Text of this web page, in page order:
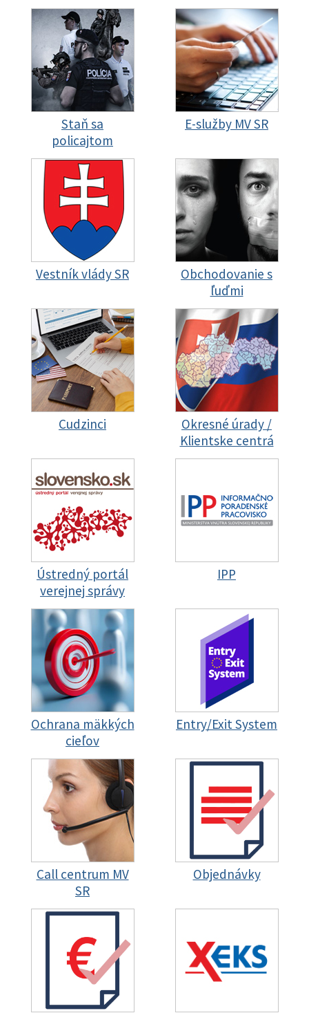
Staň sa
policajtom
E-služby MV SR
Vestník vlády SR
Obchodovanie s
ľuďmi
Cudzinci
Okresné úrady /
Klientske centrá
Ústredný portál
verejnej správy
IPP
Ochrana mäkkých
cieľov
Entry/Exit System
Call centrum MV
SR
Objednávky